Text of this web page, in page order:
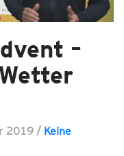
–
2019 / Keine